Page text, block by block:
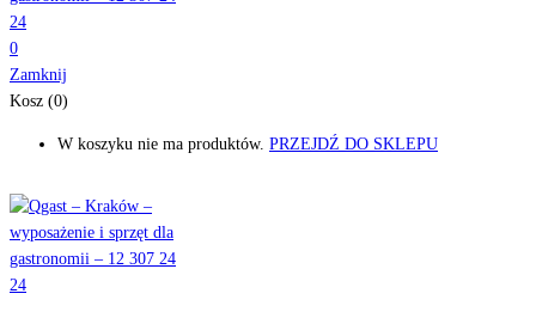
0
Zamknij
Kosz (0)
W koszyku nie ma produktów. PRZEJDŹ DO SKLEPU